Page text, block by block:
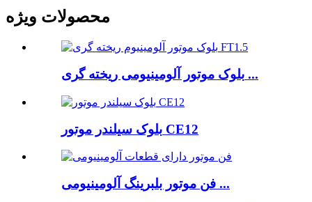
محصولات ویژه
بلوک موتور آلومینیومی ریخته گری ...
بلوک سیلندر موتور CE12
فن موتور بلبرینگ آلومینیومی ...